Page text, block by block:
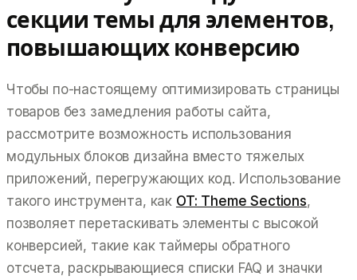
секции темы для элементов,
повышающих конверсию
Чтобы по-настоящему оптимизировать страницы
товаров без замедления работы сайта,
рассмотрите возможность использования
модульных блоков дизайна вместо тяжелых
приложений, перегружающих код. Использование
такого инструмента, как OT: Theme Sections,
позволяет перетаскивать элементы с высокой
конверсией, такие как таймеры обратного
отсчета, раскрывающиеся списки FAQ и значки